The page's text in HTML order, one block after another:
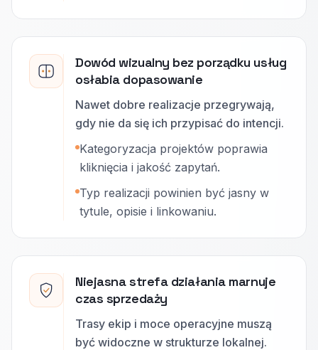
Dowód wizualny bez porządku usług
osłabia dopasowanie
Nawet dobre realizacje przegrywają,
gdy nie da się ich przypisać do intencji.
Kategoryzacja projektów poprawia
kliknięcia i jakość zapytań.
Typ realizacji powinien być jasny w
tytule, opisie i linkowaniu.
Niejasna strefa działania marnuje
czas sprzedaży
Trasy ekip i moce operacyjne muszą
być widoczne w strukturze lokalnej.